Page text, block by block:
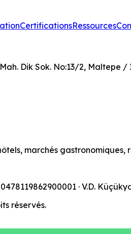
CertificationsRessources
Dik Sok. No:13/2, Maltepe /
marchés
0478119862900001 · V.D.
réservés.